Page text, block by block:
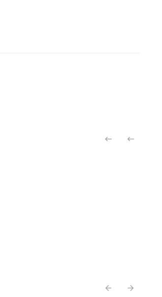
 
arrow_back arrow_forward